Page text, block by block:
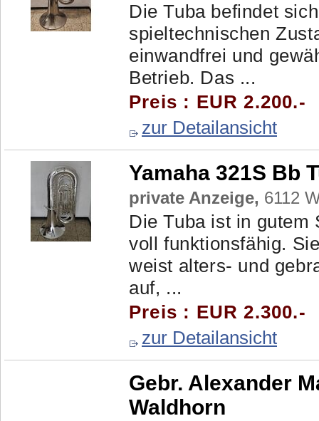
Die Tuba befindet
spieltechnischen
einwandfrei und
Betrieb. Das ...
Preis : EUR 2.200.-
zur Detailansicht
Yamaha 321S Bb
private Anzeige, 6112
Die Tuba ist in gutem
voll funktionsfähig.
weist alters- und
auf, ...
Preis : EUR 2.300.-
zur Detailansicht
Gebr. Alexander
Waldhorn